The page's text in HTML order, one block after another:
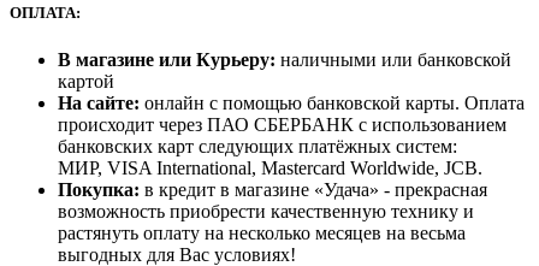
ОПЛАТА:
В магазине или Курьеру: наличными или банковской
картой
На сайте: онлайн с помощью банковской карты. Оплата
происходит через ПАО СБЕРБАНК с использованием
банковских карт следующих платёжных систем:
МИР, VISA International, Mastercard Worldwide, JCB.
Покупка: в кредит в магазине «Удача» - прекрасная
возможность приобрести качественную технику и
растянуть оплату на несколько месяцев на весьма
выгодных для Вас условиях!